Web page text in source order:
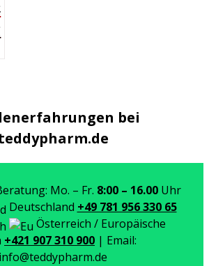
bei
Mo. – Fr. 8:00 – 16.00Uhr
Deutschland +49 781 956 330 65
Österreich / Europäische
+421 907 310 900 | Email:
info@teddypharm.de